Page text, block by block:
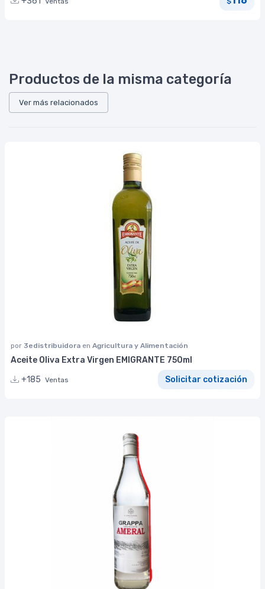
Productos de la misma categoría
Ver más relacionados
por 3edistribuidora en Agricultura y Alimentación
Aceite Oliva Extra Virgen EMIGRANTE 750ml
+185 Ventas Solicitar cotización